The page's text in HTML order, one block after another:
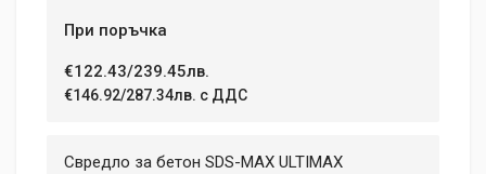
При поръчка
€122.43/239.45лв.
€146.92/287.34лв. с ДДС
Свредло за бетон SDS-MAX ULTIMAX